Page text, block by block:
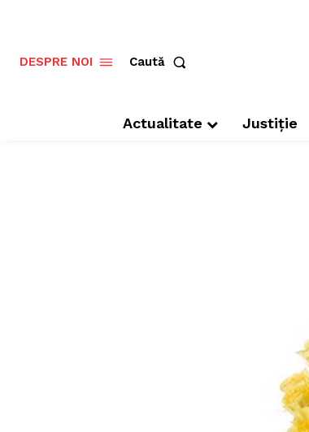
DESPRE NOI Caută
Actualitate Justiție